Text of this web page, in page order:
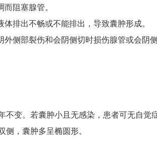
阻塞腺管。
排出不畅或不能排出，导致囊肿形成。
侧部裂伤和会阴侧切时损伤腺管或会阴
变。若囊肿小且无感染，患者可无自觉
，囊肿多呈椭圆形。